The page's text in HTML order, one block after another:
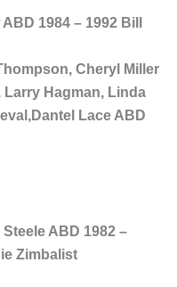
1984 – 1992 Bill
Cheryl Miller
Larry Hagman, Linda
Lace ABD
ABD 1982 –
Zimbalist